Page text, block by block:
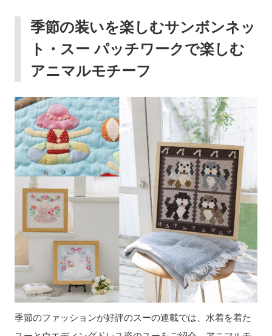
季節の装いを楽しむサンボンネッ
ト・スー パッチワークで楽しむ
アニマルモチーフ
季節のファッションが好評のスーの連載では、水着を着た